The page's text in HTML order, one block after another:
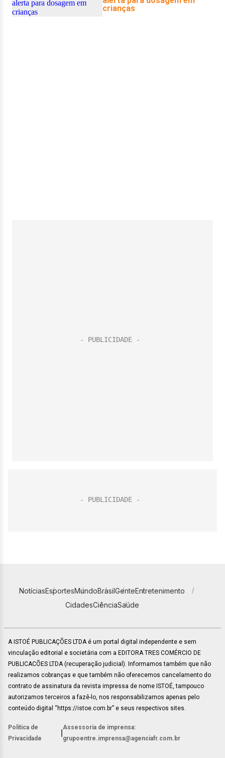
NotíciasEsportesMundoBrasilGenteEntretenimento
CidadesCiênciaSaúde
A ISTOÉ PUBLICAÇÕES LTDA é um portal digital independente e sem
vinculação editorial e societária com a EDITORA TRES COMÉRCIO DE
PUBLICACÕES LTDA (recuperação judicial). Informamos também que não
realizamos cobranças e que também não oferecemos cancelamento do
contrato de assinatura da revista impressa de nome ISTOÉ, tampouco
autorizamos terceiros a fazê-lo, nos responsabilizamos apenas pelo
conteúdo digital “https://istoe.com.br” e seus respectivos sites.
Política de
Privacidade
Assessoria de imprensa:
grupoentre.imprensa@agenciafr.com.br